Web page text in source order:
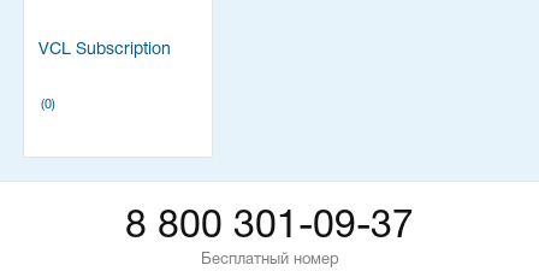
VCL Subscription
(0)
8 800 301-09-37
Бесплатный номер